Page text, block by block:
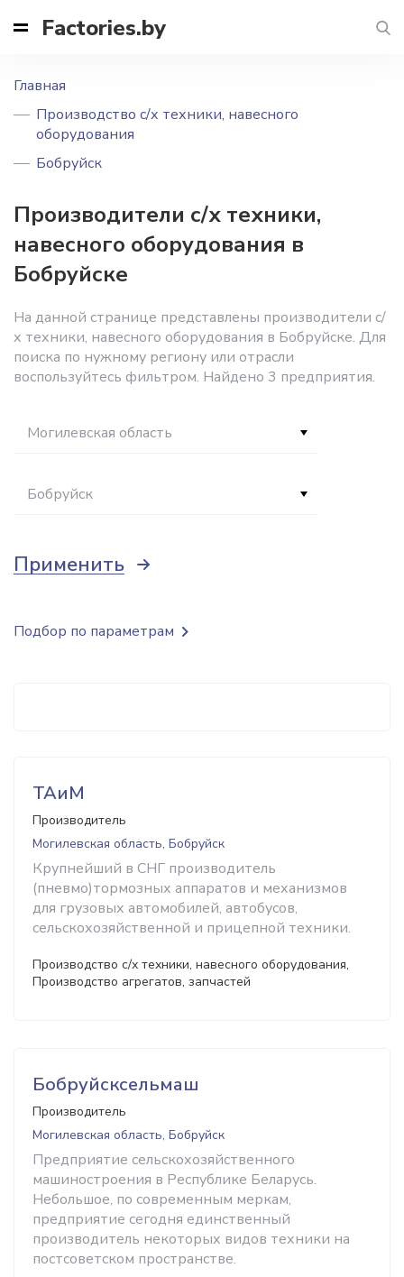
Factories.by
Главная
Производство с/х техники, навесного
оборудования
Бобруйск
Производители с/х техники,
навесного оборудования в
Бобруйске
На данной странице представлены производители с/
х техники, навесного оборудования в Бобруйске. Для
поиска по нужному региону или отрасли
воспользуйтесь фильтром. Найдено 3 предприятия.
Могилевская область
Бобруйск
Применить
ТАиМ
Производитель
Могилевская область, Бобруйск
Крупнейший в СНГ производитель
(пневмо)тормозных аппаратов и механизмов
для грузовых автомобилей, автобусов,
сельскохозяйственной и прицепной техники.
Производство с/х техники, навесного оборудования,
Производство агрегатов, запчастей
Бобруйсксельмаш
Производитель
Могилевская область, Бобруйск
Предприятие сельскохозяйственного
машиностроения в Республике Беларусь.
Небольшое, по современным меркам,
предприятие сегодня единственный
производитель некоторых видов техники на
постсоветском пространстве.
Подбор по параметрам